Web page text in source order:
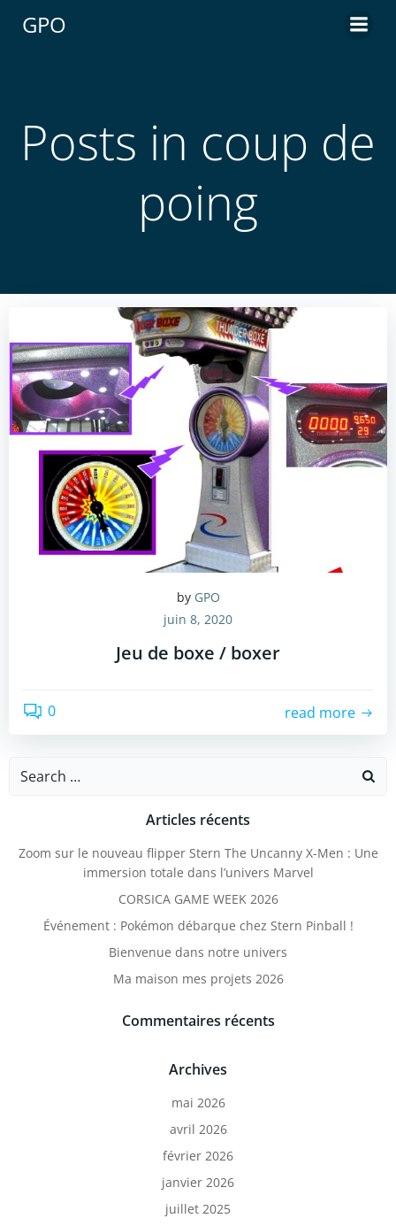
GPO
Posts in coup de
poing
by GPO
juin 8, 2020
Jeu de boxe / boxer
0 read more
Search
Articles récents
Zoom sur le nouveau flipper Stern The Uncanny X-Men : Une
immersion totale dans l’univers Marvel
CORSICA GAME WEEK 2026
Événement : Pokémon débarque chez Stern Pinball !
Bienvenue dans notre univers
Ma maison mes projets 2026
Commentaires récents
Archives
mai 2026
avril 2026
février 2026
janvier 2026
juillet 2025